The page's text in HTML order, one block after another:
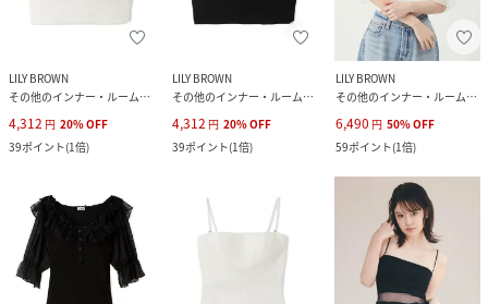
LILY BROWN
その他のインナー・ルームウェア
4,312 円 20%OFF
39ポイント(1倍)
LILY BROWN
その他のインナー・ルームウェア
4,312 円 20%OFF
39ポイント(1倍)
LILY BROWN
その他のインナー・ルームウェア
6,490 円 50%OFF
59ポイント(1倍)